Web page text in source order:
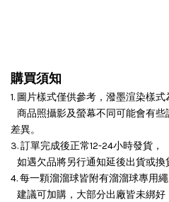
購買須知
1. 圖片樣式僅供參考，潑墨渲染樣式
商品照攝影及螢幕不同可能會有
差異。
3. 訂單完成後正常12-24小時發貨，
如遇欠品將另行通知延後出貨或換
4. 每一顆溜溜球皆附有溜溜球專用
建議可加購，大部分出廠皆未綁好